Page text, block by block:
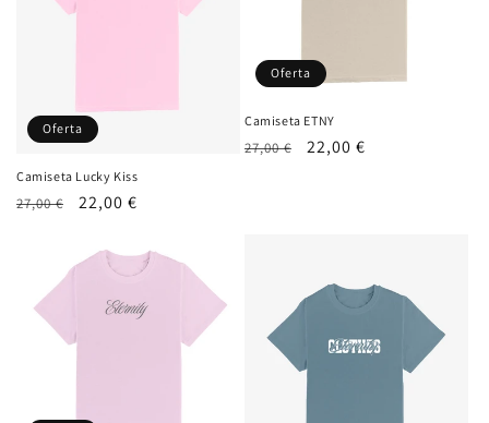
Oferta
Camiseta Lucky Kiss
Precio
27,00 €
Precio
oferta
22,00 €
Oferta
Camiseta ETNY
Precio
27,00 €
Precio
22,00 €